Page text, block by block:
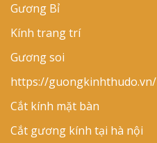
Gương Bỉ
Kính trang trí
Gương soi
https://guongkinhthudo.vn/
Cắt kính mặt bàn
Cắt gương kính tại hà nội